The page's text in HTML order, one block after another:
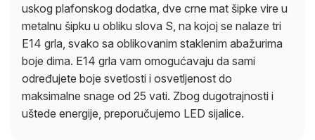
uskog plafonskog dodatka, dve crne mat šipke vire u
metalnu šipku u obliku slova S, na kojoj se nalaze tri
E14 grla, svako sa oblikovanim staklenim abažurima
boje dima. E14 grla vam omogućavaju da sami
određujete boje svetlosti i osvetljenost do
maksimalne snage od 25 vati. Zbog dugotrajnosti i
uštede energije, preporučujemo LED sijalice.